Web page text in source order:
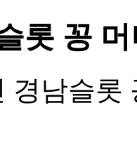
롯 꽁
경남슬롯